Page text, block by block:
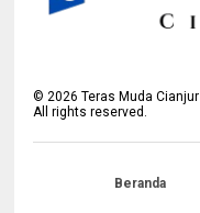
©2026 Teras Muda Cianjur
All rights reserved.
Beranda